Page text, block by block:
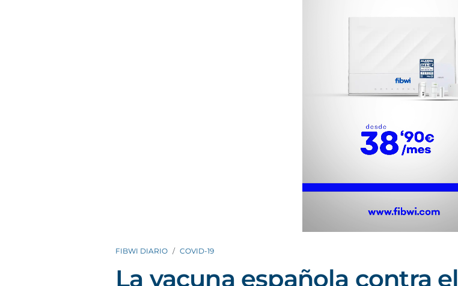
FIBWI DIARIO COVID-19
La vacuna española contra el